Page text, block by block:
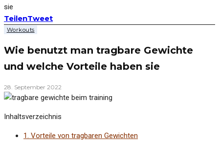
sie
TeilenTweet
Workouts
Wie benutzt man tragbare Gewichte
und welche Vorteile haben sie
28. September 2022
Inhaltsverzeichnis
1. Vorteile von tragbaren Gewichten